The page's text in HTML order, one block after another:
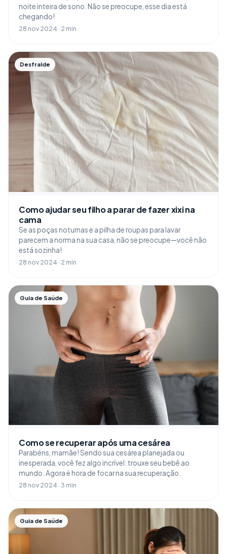
noite inteira de sono. Não se preocupe, esse dia está
chegando!
28 nov 2024 · 2 min
Desfralde
Como ajudar seu filho a parar de fazer xixi na
cama
Se as poças noturnas e a pilha de roupas para lavar
parecem a norma na sua casa, não se preocupe—você não
está sozinha!
28 nov 2024 · 2 min
Guia de Saúde
Como se recuperar após uma cesárea
Parabéns, mamãe! Sendo sua cesárea planejada ou
inesperada, você fez algo incrível: trouxe seu bebê ao
mundo. Agora é hora de focar na sua recuperação.
28 nov 2024 · 3 min
Guia de Saúde